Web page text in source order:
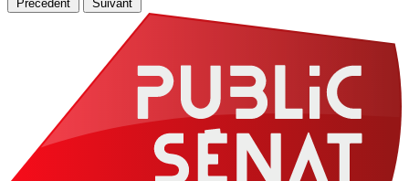
Précédent Suivant